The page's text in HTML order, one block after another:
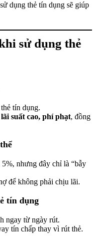
dụng thẻ tín dụng sẽ giúp
sử dụng thẻ
tín dụng.
suất cao, phí phạt, đồng
nhưng đây chỉ là “bẫy
để không phải chịu lãi.
tín dụng
ngay từ ngày rút.
tín chấp thay vì rút thẻ.